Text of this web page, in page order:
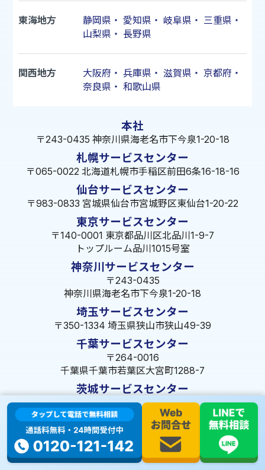
東海地方 静岡県 ・ 愛知県 ・ 岐阜県 ・ 三重県 ・
山梨県 ・ 長野県
関西地方 大阪府 ・ 兵庫県 ・ 滋賀県 ・ 京都府 ・
奈良県 ・ 和歌山県
本社
〒243-0435 神奈川県海老名市下今泉1-20-18
札幌サービスセンター
〒065-0022 北海道札幌市手稲区前田6条16-18-16
仙台サービスセンター
〒983-0833 宮城県仙台市宮城野区東仙台1-20-22
東京サービスセンター
〒140-0001 東京都品川区北品川1-9-7
トップルーム品川1015号室
神奈川サービスセンター
〒243-0435
神奈川県海老名市下今泉1-20-18
埼玉サービスセンター
〒350-1334 埼玉県狭山市狭山49-39
千葉サービスセンター
〒264-0016
千葉県千葉市若葉区大宮町1288-7
茨城サービスセンター
〒309-1717 茨城県笠間市旭町322-2 102号
長野サービスセンター
〒380-0921 長野県長野市大字栗田653-141 皐月ビル
名古屋サービスセンター
〒455-0014 名古屋市港区港楽3-13-22